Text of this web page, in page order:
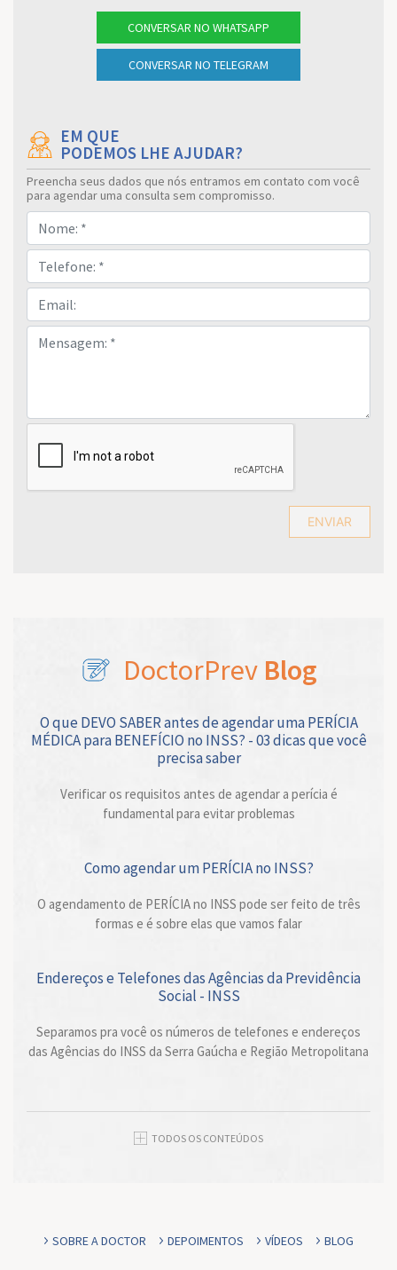
CONVERSAR NO WHATSAPP
CONVERSAR NO TELEGRAM
EM QUE
PODEMOS LHE AJUDAR?
Preencha seus dados que nós entramos em contato com você
para agendar uma consulta sem compromisso.
ENVIAR
DoctorPrev Blog
O que DEVO SABER antes de agendar uma PERÍCIA
MÉDICA para BENEFÍCIO no INSS? - 03 dicas que você
precisa saber
Verificar os requisitos antes de agendar a perícia é
fundamental para evitar problemas
Como agendar um PERÍCIA no INSS?
O agendamento de PERÍCIA no INSS pode ser feito de três
formas e é sobre elas que vamos falar
Endereços e Telefones das Agências da Previdência
Social - INSS
Separamos pra você os números de telefones e endereços
das Agências do INSS da Serra Gaúcha e Região Metropolitana
TODOS OS CONTEÚDOS
SOBRE A DOCTOR DEPOIMENTOS VÍDEOS BLOG